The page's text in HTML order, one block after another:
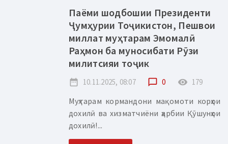
Паёми шодбошии Президенти
Ҷумҳурии Тоҷикистон, Пешвои
миллат муҳтарам Эмомалӣ
Раҳмон ба муносибати Рӯзи
милитсияи тоҷик
date_range 10.11.2025, 08:07 chat_bubble_outline 0 remove_red_eye 179
Муҳтарам кормандони мақомоти корҳои
дохилӣ ва хизматчиёни ҳарбии Қӯшунҳои
дохилӣ!...